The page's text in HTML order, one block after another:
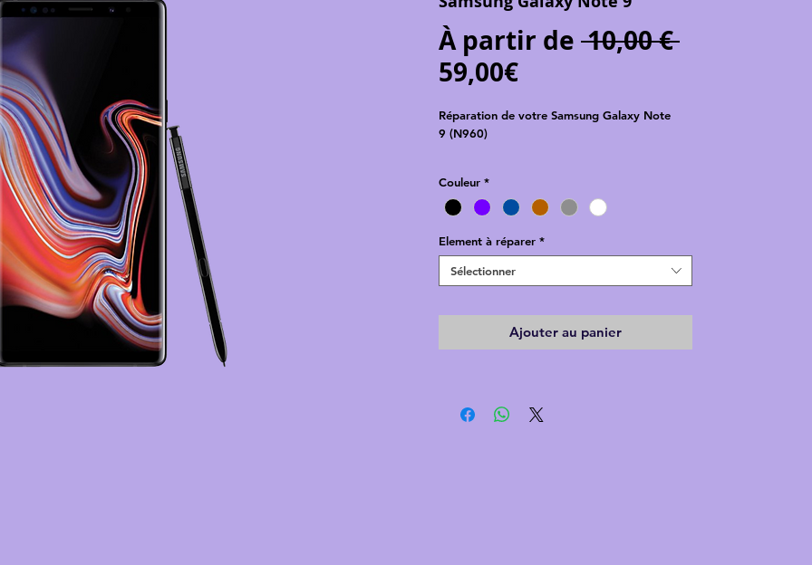
À partir de 10,00 € Prix
59,00€Prix
promotionnel
Réparation de votre Samsung Galaxy Note
9 (N960)
à nous contacter !
Couleur *
Element à réparer *
Sélectionner
Ajouter au panier